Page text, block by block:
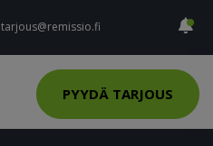
tarjous@remissio.fi
PYYDÄ TARJOUS